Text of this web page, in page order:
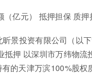
（亿元） 抵押担保 质押
景投资有限公司（以
抵押 以深圳市万纬物
的天津万滨100%股权